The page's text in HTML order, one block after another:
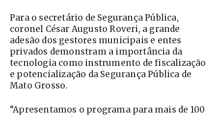
Para o secretário de Segurança Pública,
coronel César Augusto Roveri, a grande
adesão dos gestores municipais e entes
privados demonstram a importância da
tecnologia como instrumento de fiscalização
e potencialização da Segurança Pública de
Mato Grosso.
“Apresentamos o programa para mais de 100